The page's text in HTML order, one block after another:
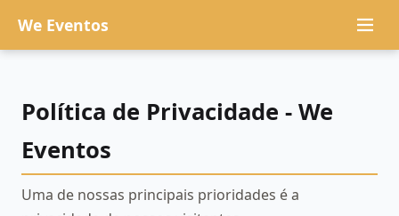
We Eventos
Política de Privacidade - We
Eventos
Uma de nossas principais prioridades é a